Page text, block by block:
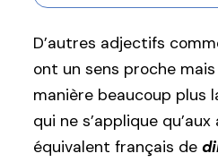
D’autres adjectifs
ont un sens proche
manière beaucoup plus
qui ne s’applique
équivalent français de